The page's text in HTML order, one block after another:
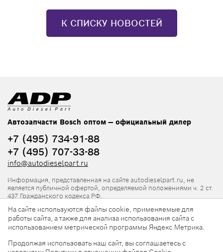
К СПИСКУ НОВОСТЕЙ
Автозапчасти Bosch оптом — официальный дилер
+7 (495) 734-91-88
+7 (495) 707-33-88
info@autodieselpart.ru
Информация, представленная на сайте autodieselpart.ru, не
является публичной офертой, определяемой положениями ч. 2 ст.
437 Гражданского кодекса РФ.
Нормативная документация
ADP в социальных сетях
На сайте используются файлы cookie, применяемые для
работы сайта, а также для анализа использования сайта с
использованием метрической программы Яндекс.Метрика.
Продолжая использовать наш сайт, вы соглашаетесь с